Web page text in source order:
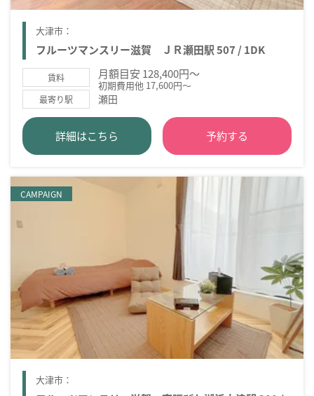
大津市：
フルーツマンスリー滋賀 ＪＲ瀬田駅 507 / 1DK
賃料 月額目安 128,400円～
初期費用他 17,600円～
最寄り駅 瀬田
詳細はこちら 予約する
CAMPAIGN
大津市：